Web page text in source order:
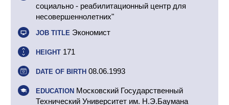
социально - реабилитационный центр для
несовершеннолетних"
JOB TITLE Экономист
HEIGHT 171
DATE OF BIRTH 08.06.1993
EDUCATION Московский Государственный
Технический Университет им. Н.Э.Баумана